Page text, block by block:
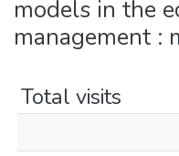
All of DSpace
models in the
management :
Total visits